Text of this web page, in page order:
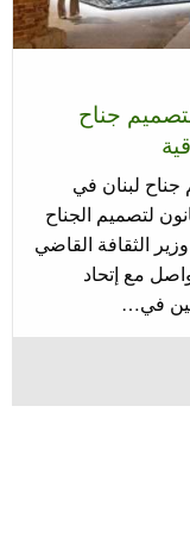
جناح
جناح لبنان في
لتصميم الجناح
الثقافة القاضي
مع إتحاد
في…